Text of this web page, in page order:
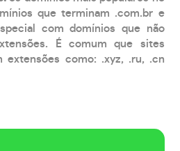
que terminam .com.br e
com domínios que não
É comum que sites
extensões como: .xyz, .ru, .cn